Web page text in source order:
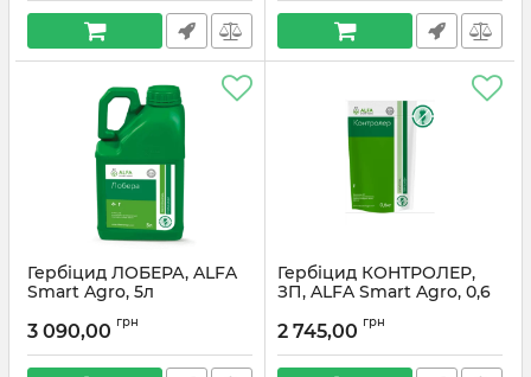
Гербіцид ЛОБЕРА, ALFA
Smart Agro, 5л
3 090,00 грн
Гербіцид КОНТРОЛЕР,
ЗП, ALFA Smart Agro, 0,6
2 745,00 грн